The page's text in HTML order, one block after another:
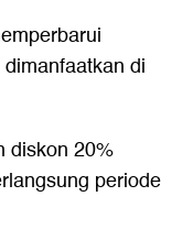
di
diskon 20%
periode